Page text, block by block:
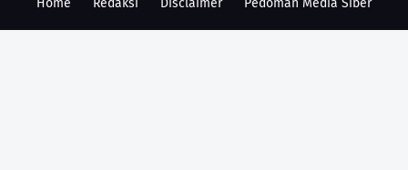
Home
Redaksi Disclaimer Pedoman Media Siber